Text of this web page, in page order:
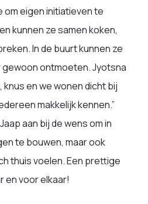
om eigen initiatieven te
kunnen ze samen koken,
In de buurt kunnen ze
ontmoeten. Jyotsna
knus en we wonen dicht bij
makkelijk kennen.”
aan bij de wens om in
te bouwen, maar ook
thuis voelen. Een prettige
en voor elkaar!